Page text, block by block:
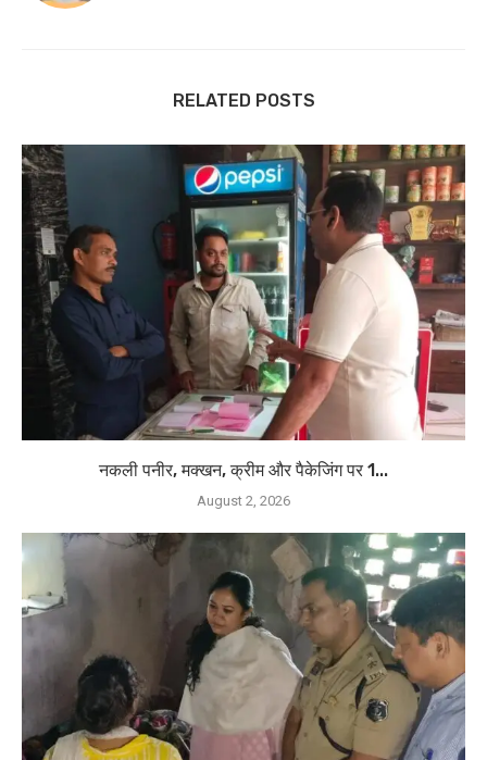
RELATED POSTS
नकली पनीर, मक्खन, क्रीम और पैकेजिंग पर 1...
August 2, 2026